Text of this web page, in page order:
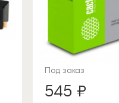
Под заказ
545 ₽